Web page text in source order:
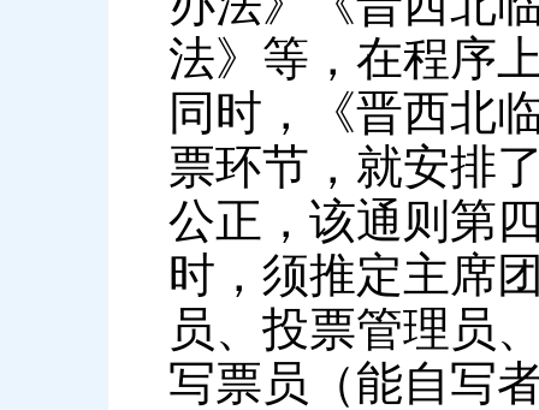
法》等，在程序
同时，《晋西北
票环节，就安排
公正，该通则第
时，须推定主席
员、投票管理员
写票员（能自写